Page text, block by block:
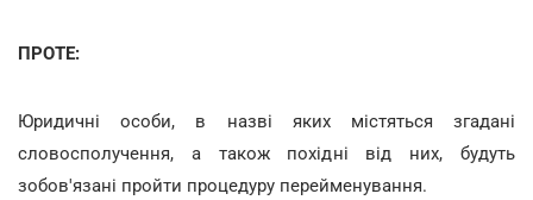
ПРОТЕ:
Юридичні особи, в назві яких містяться згадані
словосполучення, а також похідні від них, будуть
зобов'язані пройти процедуру перейменування.